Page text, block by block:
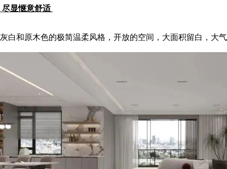
尽显惬意舒适
灰白和原木色的极简温柔风格，开放的空间，大面积留白，大